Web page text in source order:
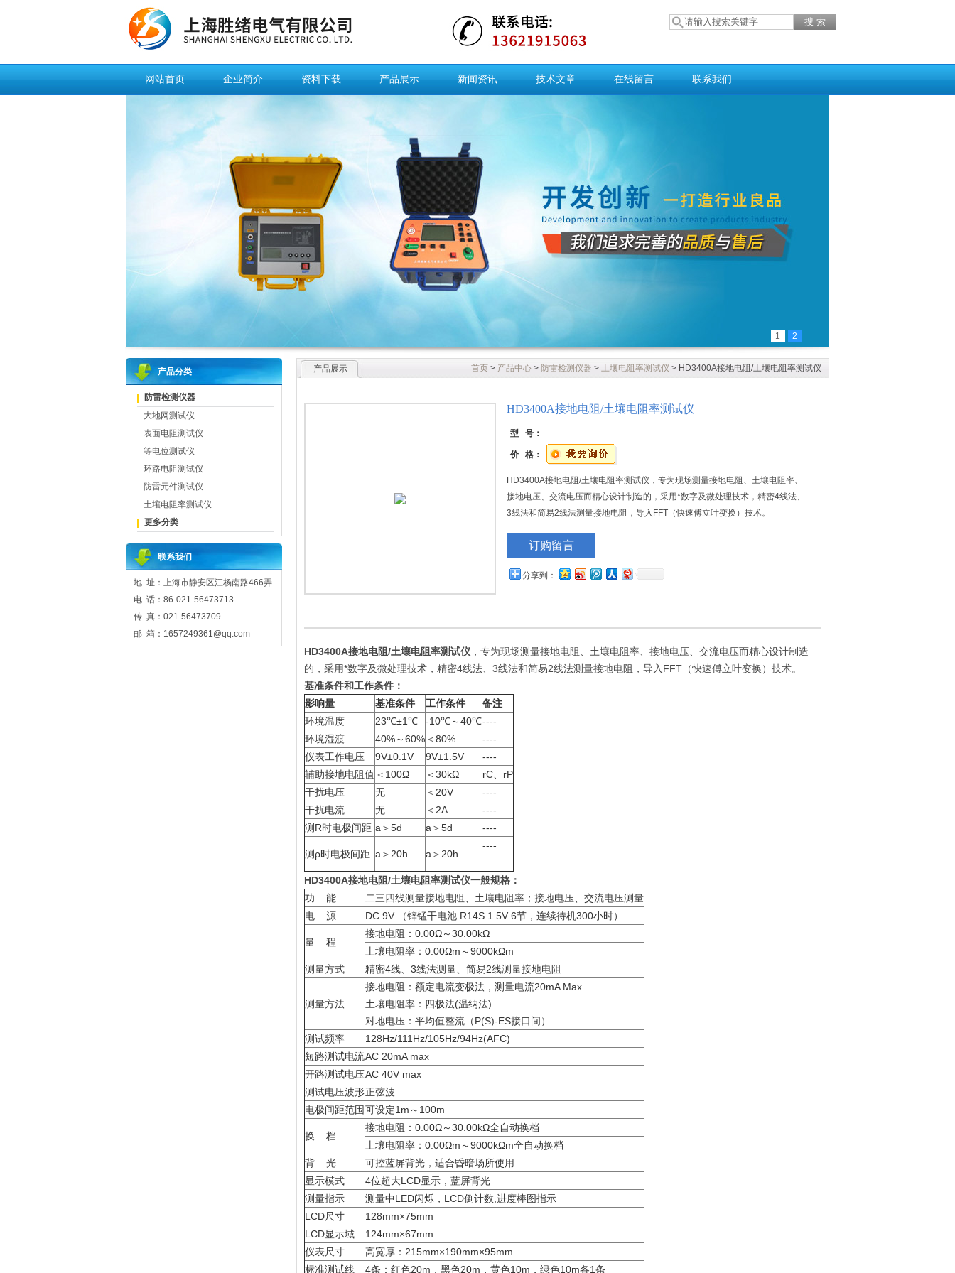
网站首页 企业简介 资料下载 产品展示 新闻资讯 技术文章 在线留言 联系我们
1 2
产品分类
防雷检测仪器
大地网测试仪
表面电阻测试仪
等电位测试仪
环路电阻测试仪
防雷元件测试仪
土壤电阻率测试仪
更多分类
联系我们
地 址：上海市静安区江杨南路466弄
电 话：86-021-56473713
传 真：021-56473709
邮 箱：1657249361@qq.com
产品展示 首页 > 产品中心 > 防雷检测仪器 > 土壤电阻率测试仪 > HD3400A接地电阻/土壤电阻率测试仪
HD3400A接地电阻/土壤电阻率测试仪
型 号：
价 格：
HD3400A接地电阻/土壤电阻率测试仪，专为现场测量接地电阻、土壤电阻率、
接地电压、交流电压而精心设计制造的，采用*数字及微处理技术，精密4线法、
3线法和简易2线法测量接地电阻，导入FFT（快速傅立叶变换）技术。
订购留言
分享到：
HD3400A接地电阻/土壤电阻率测试仪 ，专为现场测量接地电阻、土壤电阻率、接地电压、交流电压而精心设计制造
的，采用*数字及微处理技术，精密4线法、3线法和简易2线法测量接地电阻，导入FFT（快速傅立叶变换）技术。
基准条件和工作条件：
影响量
基准条件 工作条件
备注
环境温度
23℃±1℃ -10℃～40℃----
环境湿渡
40%～60% ＜80%
----
仪表工作电压
9V±0.1V 9V±1.5V
----
辅助接地电阻值 ＜100Ω ＜30kΩ
rC、rP
干扰电压
无 ＜20V
----
干扰电流
无 ＜2A
----
测R时电极间距 a＞5d a＞5d ----
测ρ时电极间距 a＞20h a＞20h
----
HD3400A接地电阻/土壤电阻率测试仪一般规格：
功 能
二三四线测量接地电阻、土壤电阻率；接地电压、交流电压测量
电 源
DC 9V （锌锰干电池 R14S 1.5V 6节，连续待机300小时）
量 程
接地电阻：0.00Ω～30.00kΩ
土壤电阻率：0.00Ωm～9000kΩm
测量方式
精密4线、3线法测量、简易2线测量接地电阻
测量方法
接地电阻：额定电流变极法，测量电流20mA Max
土壤电阻率：四极法(温纳法)
对地电压：平均值整流（P(S)-ES接口间）
测试频率
128Hz/111Hz/105Hz/94Hz(AFC)
短路测试电流AC 20mA max
开路测试电压AC 40V max
测试电压波形正弦波
电极间距范围可设定1m～100m
换 档
接地电阻：0.00Ω～30.00kΩ全自动换档
土壤电阻率：0.00Ωm～9000kΩm全自动换档
背 光
可控蓝屏背光，适合昏暗场所使用
显示模式
4位超大LCD显示，蓝屏背光
测量指示
测量中LED闪烁，LCD倒计数,进度棒图指示
LCD尺寸
128mm×75mm
LCD显示域
124mm×67mm
仪表尺寸
高宽厚：215mm×190mm×95mm
标准测试线
4条：红色20m，黑色20m，黄色10m，绿色10m各1条